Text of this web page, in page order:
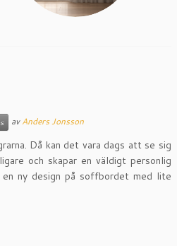
avAnders Jonsson
Då kan det vara dags att se sig
och skapar en väldigt personlig
ny design på soffbordet med lite